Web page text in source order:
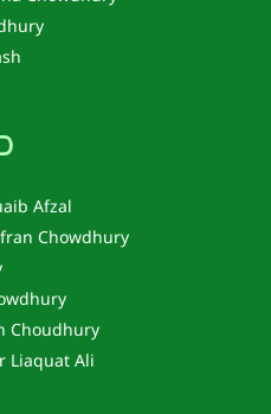
Afzal
Chowdhury
Choudhury
Liaquat Ali